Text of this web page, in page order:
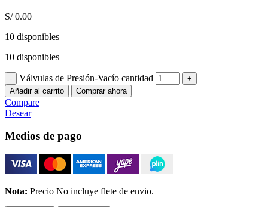
S/0.00
10 disponibles
10 disponibles
Válvulas de Presión-Vacío cantidad
Añadir al carrito Comprar ahora
Compare
Desear
Medios de pago
Nota: Precio No incluye flete de envio.